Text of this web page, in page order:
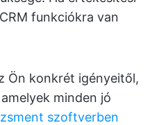
funkciókra van
Ön konkrét igényeitől,
minden jó
szoftverben